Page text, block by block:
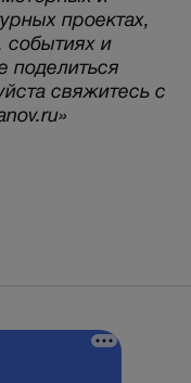
проектах,
событиях и
поделиться
свяжитесь с